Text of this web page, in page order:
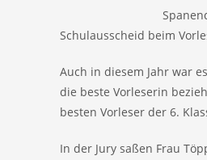
Schulausscheid beim
Auch in diesem Jahr war
die beste Vorleserin
besten Vorleser der 6.
In der Jury saßen Frau